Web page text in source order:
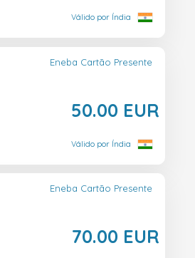
Válido por Índia
Eneba Cartão Presente
50.00 EUR
Válido por Índia
Eneba Cartão Presente
70.00 EUR